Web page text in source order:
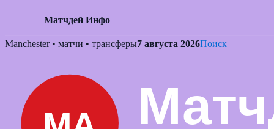
Матчдей Инфо
Skip
Manchester • матчи • трансферы7 августа 2026Поиск